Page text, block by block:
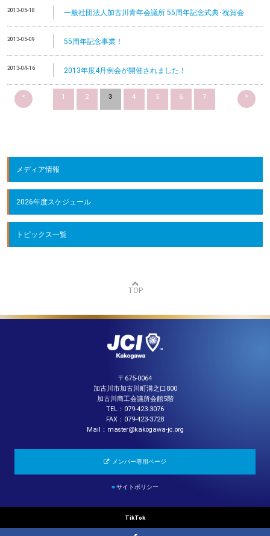
2013-05-18 一般社団法人加古川青年会議所 55周年記念式典･祝賀会
2013-05-09 55周年記念事業！
2013-04-16 2013年度4月例会が開催されました！
< 1 2 3 4 5 6 7 >
メディア情報
2026年度スケジュール
トピックス一覧
TOP
〒675-0064
加古川市加古川町溝之口800
加古川商工会議所会館5階
TEL：079-423-3076
FAX：079-423-3728
Mail：master@kakogawa-jc.org
メンバー専用ページ
■サイトポリシー
TikTok